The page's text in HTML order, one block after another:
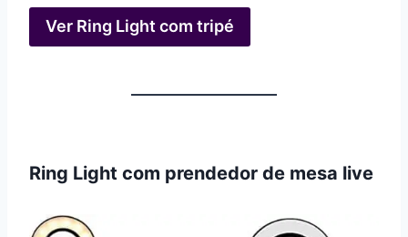
Ver Ring Light com tripé
Ring Light com prendedor de mesa live